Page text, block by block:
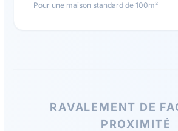
Pour une maison standard de 100m²
RAVALEMENT DE
PROXIMITÉ